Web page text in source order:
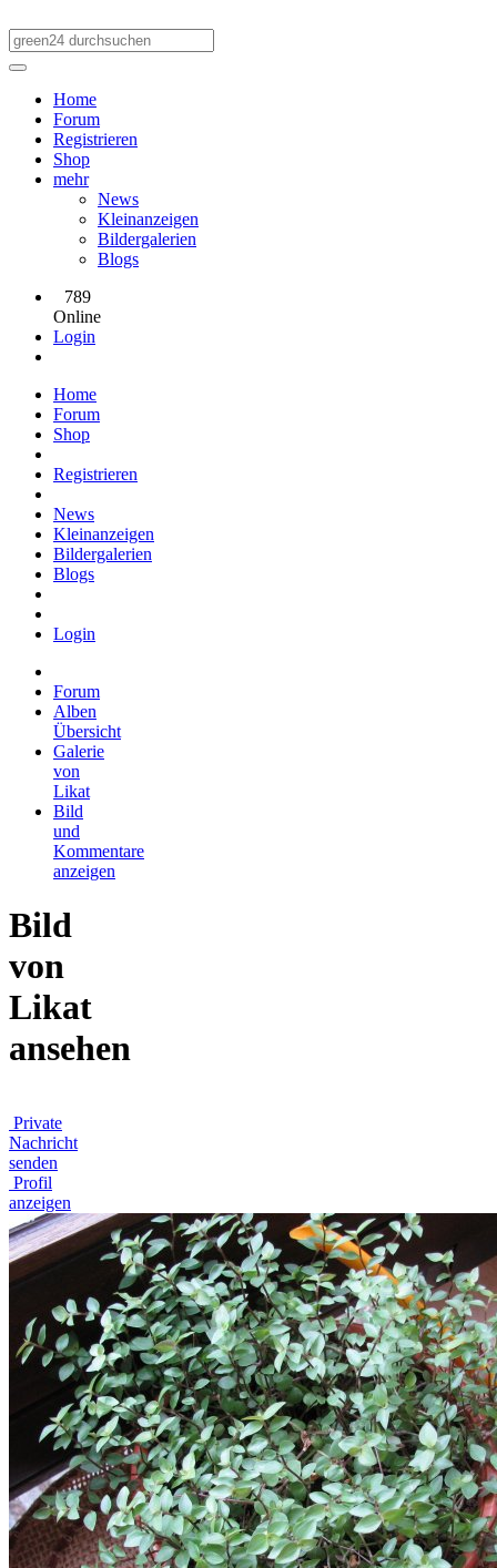
Home
Forum
Registrieren
Shop
mehr
News
Kleinanzeigen
Bildergalerien
Blogs
789
Online
Login
Home
Forum
Shop
Registrieren
News
Kleinanzeigen
Bildergalerien
Blogs
Login
Forum
Alben
Übersicht
Galerie
von
Likat
Bild
und
Kommentare
anzeigen
Bild
von
Likat
ansehen
Private
Nachricht
senden
Profil
anzeigen